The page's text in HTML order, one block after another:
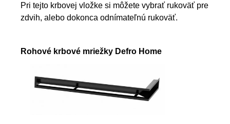
Pri tejto krbovej vložke si môžete vybrať rukoväť pre
zdvih, alebo dokonca odnímateľnú rukoväť.
Rohové krbové mriežky Defro Home